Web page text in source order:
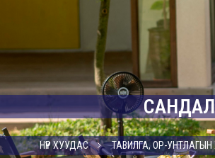
САНДАЛ
НҮҮР ХУУДАС ТАВИЛГА, ОР-УНТЛАГЫН